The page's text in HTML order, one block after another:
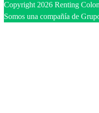
Copyright 2026 Renting
Somos una compañía de